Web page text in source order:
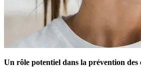
Un rôle potentiel dans la prévention des